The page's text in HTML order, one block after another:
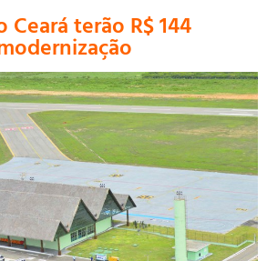
terão R$ 144